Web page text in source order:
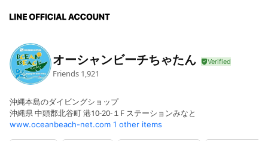
オーシャンビーチちゃたん
Friends 1,921
沖縄本島のダイビングショップ
沖縄県 中頭郡北谷町 港10-20-１F ステーションみなと
www.oceanbeach-net.com 1 other items